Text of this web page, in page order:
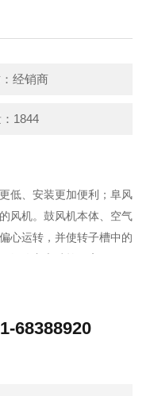
经销商
1844
低、安装更加便利；阜风
风机。鼓风机本体、空气
心运转，并使转子槽中的
经改良之叶轮，高压风机
68388920